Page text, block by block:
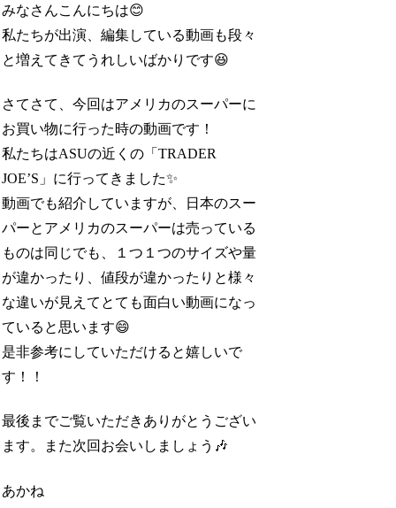
みなさんこんにちは😊
私たちが出演、編集している動画も段々
と増えてきてうれしいばかりです😆
さてさて、今回はアメリカのスーパーに
お買い物に行った時の動画です！
私たちはASUの近くの「TRADER
JOE’S」に行ってきました✨
動画でも紹介していますが、日本のスー
パーとアメリカのスーパーは売っている
ものは同じでも、１つ１つのサイズや量
が違かったり、値段が違かったりと様々
な違いが見えてとても面白い動画になっ
ていると思います😄
是非参考にしていただけると嬉しいで
す！！
最後までご覧いただきありがとうござい
ます。また次回お会いしましょう🎶
あかね